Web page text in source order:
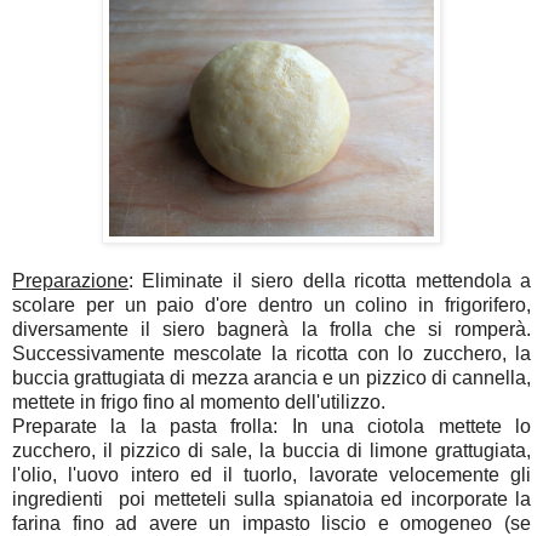
Preparazione: Eliminate il siero della ricotta mettendola a
scolare per un paio d'ore dentro un colino in frigorifero,
diversamente il siero bagnerà la frolla che si romperà.
Successivamente mescolate la ricotta con lo zucchero, la
buccia grattugiata di mezza arancia e un pizzico di cannella,
mettete in frigo fino al momento dell'utilizzo.
Preparate la la pasta frolla: In una ciotola mettete lo
zucchero, il pizzico di sale, la buccia di limone grattugiata,
l'olio, l'uovo intero ed il tuorlo, lavorate velocemente gli
ingredienti poi metteteli sulla spianatoia ed incorporate la
farina fino ad avere un impasto liscio e omogeneo (se